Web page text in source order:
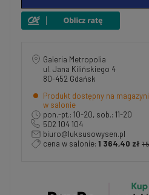
Galeria Metropolia
ul. Jana Kilińskiego 4
80-452 Gdańsk
Produkt dostępny na
w salonie
pon.-pt.: 10-20, sob.: 11-20
502 104 104
biuro@luksusowysen.pl
cena w salonie: 1 364,40 zł 1